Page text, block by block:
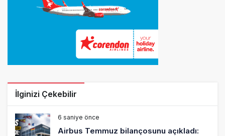
İlginizi Çekebilir
6 saniye önce
Airbus Temmuz bilançosunu açıkladı: